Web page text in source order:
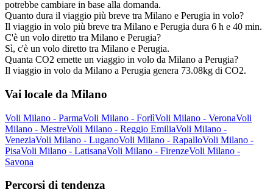
potrebbe cambiare in base alla domanda.
Quanto dura il viaggio più breve tra Milano e Perugia in volo?
Il viaggio in volo più breve tra Milano e Perugia dura 6 h e 40 min.
C'è un volo diretto tra Milano e Perugia?
Sì, c'è un volo diretto tra Milano e Perugia.
Quanta CO2 emette un viaggio in volo da Milano a Perugia?
Il viaggio in volo da Milano a Perugia genera 73.08kg di CO2.
Vai locale da Milano
Voli Milano - ParmaVoli Milano - ForlìVoli Milano - VeronaVoli
Milano - MestreVoli Milano - Reggio EmiliaVoli Milano -
VeneziaVoli Milano - LuganoVoli Milano - RapalloVoli Milano -
PisaVoli Milano - LatisanaVoli Milano - FirenzeVoli Milano -
Savona
Percorsi di tendenza